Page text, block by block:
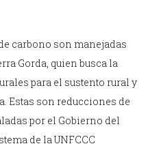
carbono son manejadas
Gorda, quien busca la
para el sustento rural y
Estas son reducciones de
por el Gobierno del
de la UNFCCC